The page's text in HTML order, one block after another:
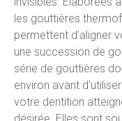
les gouttières
permettent d’aligner
une succession de
série de gouttières
environ avant
votre dentition